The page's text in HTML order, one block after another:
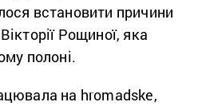
встановити причини
Рощиної, яка
полоні.
на hromadske,